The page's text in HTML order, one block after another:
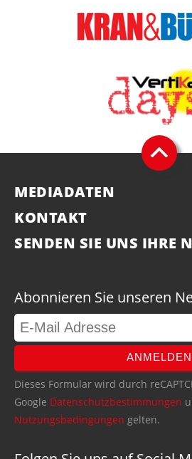
MEDIADATEN
KONTAKT
SENDEN SIE UNS IHRE
Abonnieren Sie unseren
ANMELDEN
Dieses Formular wird durch
Google Datenschutzbestimmungen
Nutzungsbedingungen gelten.